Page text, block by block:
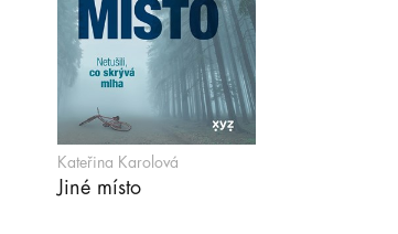
Kateřina Karolová
Jiné místo